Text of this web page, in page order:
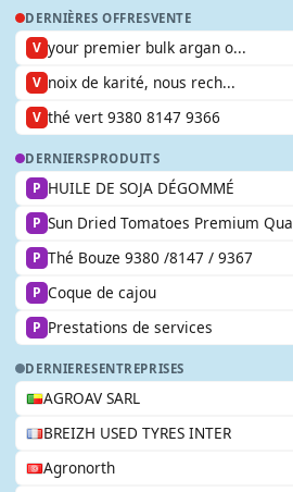
DERNIÈRES OFFRESVENTE
V your premier bulk argan o...
V noix de karité, nous rech...
V thé vert 9380 8147 9366
DERNIERSPRODUITS
P HUILE DE SOJA DÉGOMMÉ
P Sun Dried Tomatoes Premium Qua
P Thé Bouze 9380 /8147 / 9367
P Coque de cajou
P Prestations de services
DERNIERESENTREPRISES
AGROAV SARL
BREIZH USED TYRES INTER
Agronorth